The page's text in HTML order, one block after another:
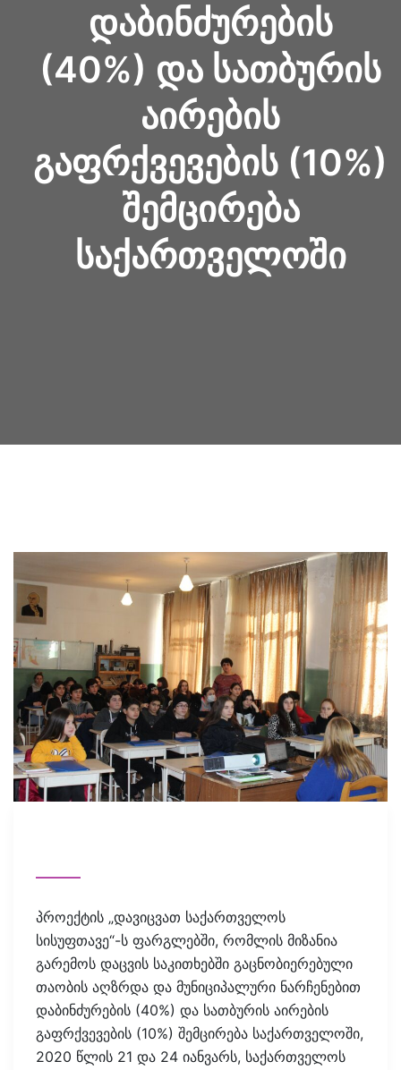
ᲓᲐᲑᲘᲜᲫᲣᲠᲔᲑᲘᲡ
(40%) ᲓᲐ ᲡᲐᲗᲑᲣᲠᲘᲡ
ᲐᲘᲠᲔᲑᲘᲡ
ᲒᲐᲤᲠᲥᲕᲔᲕᲔᲑᲘᲡ (10%)
ᲨᲔᲛᲪᲘᲠᲔᲑᲐ
ᲡᲐᲥᲐᲠᲗᲕᲔᲚᲝᲨᲘ
პროექტის „დავიცვათ საქართველოს
სისუფთავე“-ს ფარგლებში, რომლის მიზანია
გარემოს დაცვის საკითხებში გაცნობიერებული
თაობის აღზრდა და მუნიციპალური ნარჩენებით
დაბინძურების (40%) და სათბურის აირების
გაფრქვევების (10%) შემცირება საქართველოში,
2020 წლის 21 და 24 იანვარს, საქართველოს